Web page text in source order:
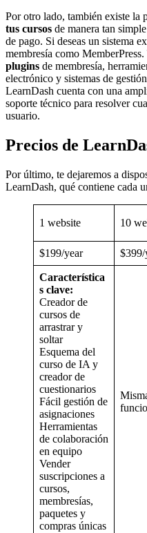
Por otro lado, también existe la
tus cursos de manera tan
de pago. Si deseas un sistema
membresía como
plugins de membresía,
electrónico y sistemas de
LearnDash cuenta con una
soporte técnico para resolver
usuario.
Precios de
Por último, te dejaremos a
LearnDash, qué contiene cada
1 website 10
$199/year $399/
Característica
s clave:
Creador de
cursos de
arrastrar y
soltar
Esquema del
curso de IA y
creador de
cuestionarios
Fácil gestión de
asignaciones
Herramientas
de colaboración
en equipo
Vender
suscripciones a
cursos,
membresías,
paquetes y
compras únicas